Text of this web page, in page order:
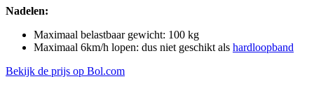
Nadelen:
Maximaal belastbaar gewicht: 100 kg
Maximaal 6km/h lopen: dus niet geschikt als hardloopband
Bekijk de prijs op Bol.com